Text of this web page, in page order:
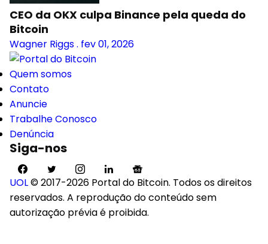
CEO da OKX culpa Binance pela queda do
Bitcoin
Wagner Riggs. fev 01, 2026
Quem somos
Contato
Anuncie
Trabalhe Conosco
Denúncia
Siga-nos
UOL© 2017-2026 Portal do Bitcoin. Todos os direitos
reservados. A reprodução do conteúdo sem
autorização prévia é proibida.